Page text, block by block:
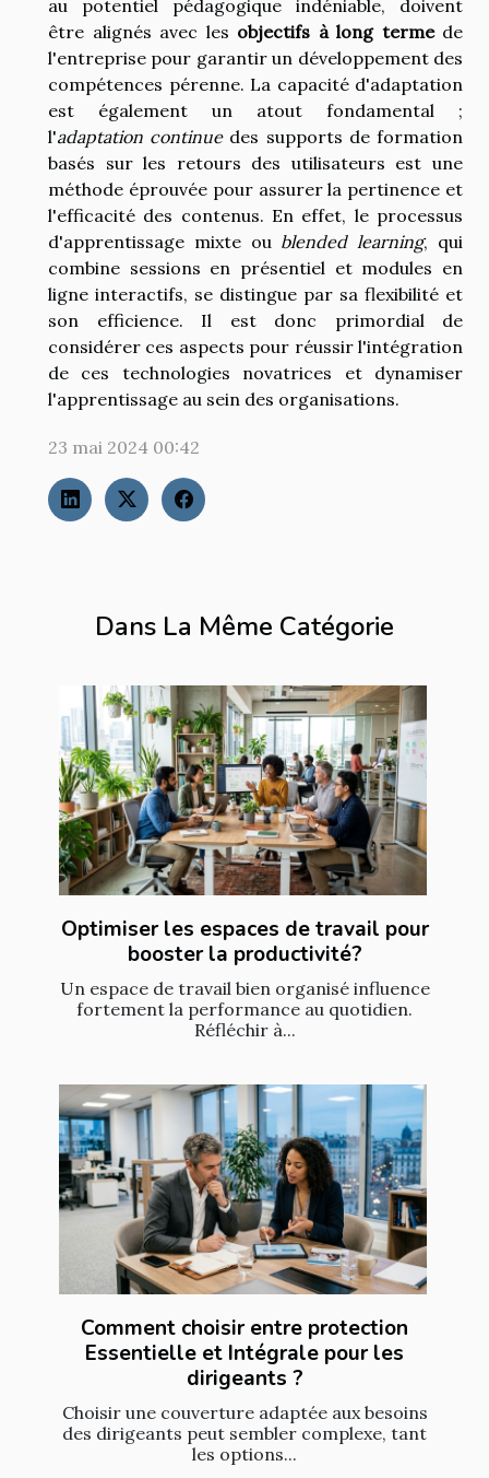
Dans La Même Catégorie
Optimiser les espaces de travail pour
booster la productivité?
Un espace de travail bien organisé influence
fortement la performance au quotidien.
Réfléchir à...
Comment choisir entre protection
Essentielle et Intégrale pour les
dirigeants ?
Choisir une couverture adaptée aux besoins
des dirigeants peut sembler complexe, tant
les options...
au potentiel pédagogique indéniable, doivent
être alignés avec les objectifs à long termede
l'entreprise pour garantir un développement des
compétences pérenne. La capacité d'adaptation
est également un atout fondamental ;
l'adaptation continuedes supports de formation
basés sur les retours des utilisateurs est une
méthode éprouvée pour assurer la pertinence et
l'efficacité des contenus. En effet, le processus
d'apprentissage mixte ou blended learning, qui
combine sessions en présentiel et modules en
ligne interactifs, se distingue par sa flexibilité et
son efficience. Il est donc primordial de
considérer ces aspects pour réussir l'intégration
de ces technologies novatrices et dynamiser
l'apprentissage au sein des organisations.
23 mai 2024 00:42